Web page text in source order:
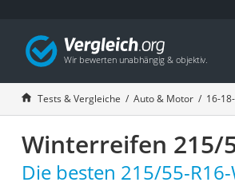
Tests & Vergleiche Auto & Motor 16-
Winterreifen 215/
Die besten 215/55-